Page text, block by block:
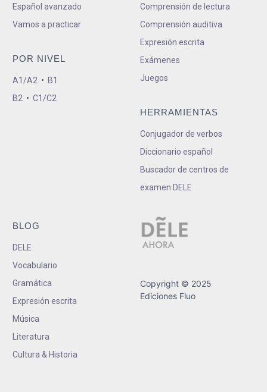
Español avanzado
Vamos a practicar
POR NIVEL
A1/A2 • B1
B2 • C1/C2
Comprensión de lectura
Comprensión auditiva
Expresión escrita
Exámenes
Juegos
HERRAMIENTAS
Conjugador de verbos
Diccionario español
Buscador de centros de
examen DELE
BLOG
DELE
Vocabulario
Gramática
Expresión escrita
Música
Literatura
Cultura & Historia
Copyright © 2025
Ediciones Fluo